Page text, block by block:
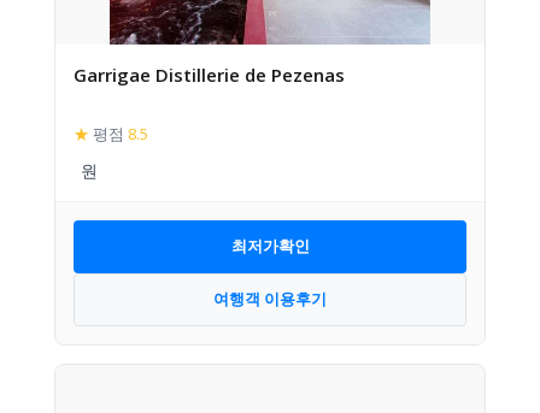
Garrigae Distillerie de Pezenas
★ 평점 8.5
최저가확인
여행객 이용후기